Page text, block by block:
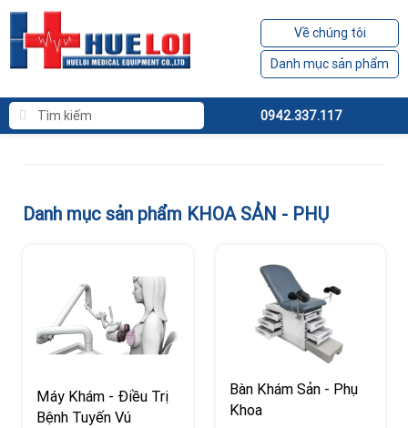
Về chúng tôi
Danh mục sản phẩm
0942.337.117
Danh mục sản phẩm KHOA SẢN - PHỤ
Máy Khám - Điều Trị
Bệnh Tuyến Vú
Bàn Khám Sản - Phụ
Khoa